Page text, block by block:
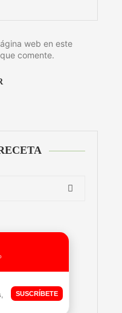
web en este
comente.
SUSCRÍBETE